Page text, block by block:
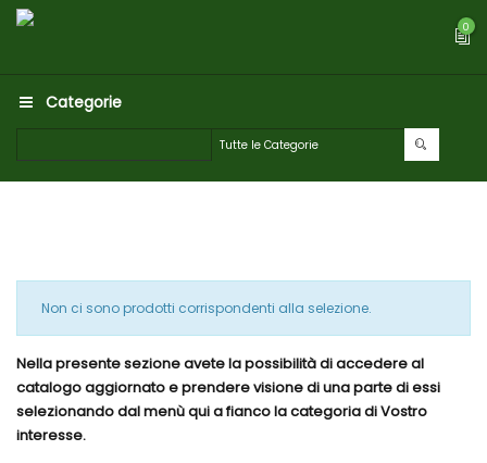
0
Categorie
Non ci sono prodotti corrispondenti alla selezione.
Nella presente sezione avete la possibilità di accedere al
catalogo aggiornato e prendere visione di una parte di essi
selezionando dal menù qui a fianco la categoria di Vostro
interesse.